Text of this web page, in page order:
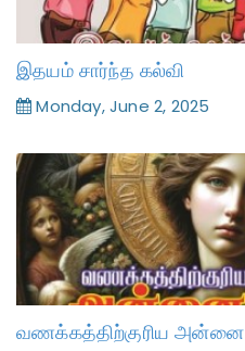
இதயம் சார்ந்த கல்வி
Monday, June 2, 2025
வணக்கத்திற்குரிய அன்னை